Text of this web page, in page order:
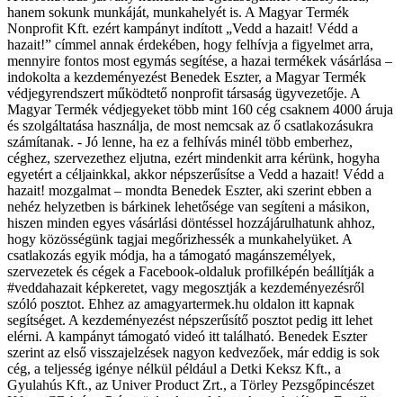
hanem sokunk munkáját, munkahelyét is. A Magyar Termék
Nonprofit Kft. ezért kampányt indított „Vedd a hazait! Védd a
hazait!” címmel annak érdekében, hogy felhívja a figyelmet arra,
mennyire fontos most egymás segítése, a hazai termékek vásárlása –
indokolta a kezdeményezést Benedek Eszter, a Magyar Termék
védjegyrendszert működtető nonprofit társaság ügyvezetője. A
Magyar Termék védjegyeket több mint 160 cég csaknem 4000 áruja
és szolgáltatása használja, de most nemcsak az ő csatlakozásukra
számítanak. - Jó lenne, ha ez a felhívás minél több emberhez,
céghez, szervezethez eljutna, ezért mindenkit arra kérünk, hogyha
egyetért a céljainkkal, akkor népszerűsítse a Vedd a hazait! Védd a
hazait! mozgalmat – mondta Benedek Eszter, aki szerint ebben a
nehéz helyzetben is bárkinek lehetősége van segíteni a másikon,
hiszen minden egyes vásárlási döntéssel hozzájárulhatunk ahhoz,
hogy közösségünk tagjai megőrizhessék a munkahelyüket. A
csatlakozás egyik módja, ha a támogató magánszemélyek,
szervezetek és cégek a Facebook-oldaluk profilképén beállítják a
#veddahazait képkeretet, vagy megosztják a kezdeményezésről
szóló posztot. Ehhez az amagyartermek.hu oldalon itt kapnak
segítséget. A kezdeményezést népszerűsítő posztot pedig itt lehet
elérni. A kampányt támogató videó itt található. Benedek Eszter
szerint az első visszajelzések nagyon kedvezőek, már eddig is sok
cég, a teljesség igénye nélkül például a Detki Keksz Kft., a
Gyulahús Kft., az Univer Product Zrt., a Törley Pezsgőpincészet